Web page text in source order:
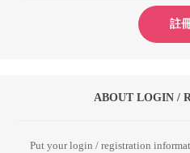
註
ABOUT LOGIN /
Put your login / registration